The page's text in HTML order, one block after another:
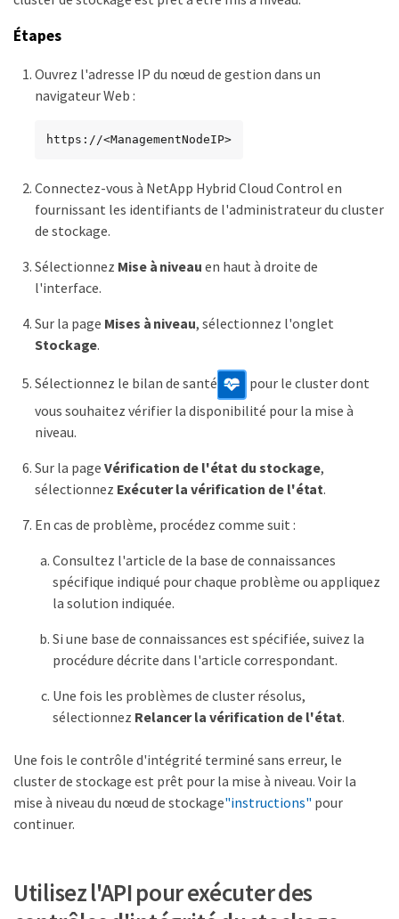
Étapes
Ouvrez l'adresse IP du nœud de gestion dans un
navigateur Web :
https://<ManagementNodeIP>
Connectez-vous à NetApp Hybrid Cloud Control en
fournissant les identifiants de l'administrateur du cluster
de stockage.
Sélectionnez Mise à niveau en haut à droite de
l'interface.
Sur la page Mises à niveau, sélectionnez l'onglet
Stockage.
Sélectionnez le bilan de santé
pour le cluster dont
vous souhaitez vérifier la disponibilité pour la mise à
niveau.
Sur la page Vérification de l'état du stockage,
sélectionnez Exécuter la vérification de l'état.
En cas de problème, procédez comme suit :
Consultez l'article de la base de connaissances
spécifique indiqué pour chaque problème ou appliquez
la solution indiquée.
Si une base de connaissances est spécifiée, suivez la
procédure décrite dans l'article correspondant.
Une fois les problèmes de cluster résolus,
sélectionnez Relancer la vérification de l'état.
Une fois le contrôle d'intégrité terminé sans erreur, le
cluster de stockage est prêt pour la mise à niveau. Voir la
mise à niveau du nœud de stockage"instructions" pour
continuer.
Utilisez l'API pour exécuter des